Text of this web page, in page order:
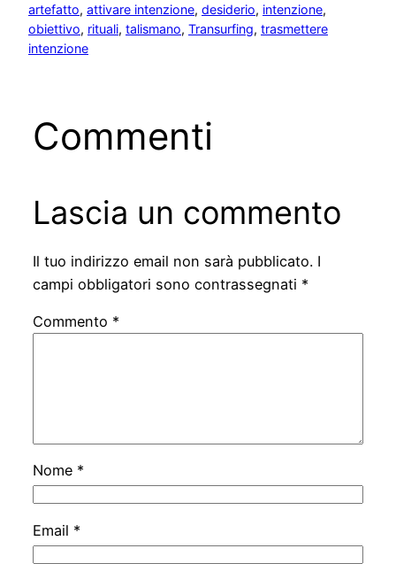
artefatto, attivare intenzione, desiderio, intenzione
obiettivo, rituali, talismano, Transurfing, trasmettere
intenzione
Commenti
Lascia un commento
Il tuo indirizzo email non sarà pubblicato. I
campi obbligatori sono contrassegnati *
Commento *
Nome *
Email *